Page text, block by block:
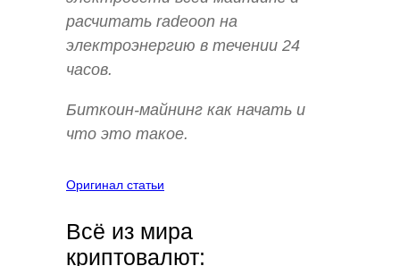
расчитать radeoon на
электроэнергию в течении 24
часов.
Биткоин-майнинг как начать и
что это такое.
Оригинал статьи
Всё из мира
криптовалют: